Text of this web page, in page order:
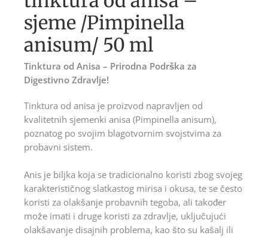
sjeme /Pimpinella
anisum/ 50 ml
Tinktura od Anisa – Prirodna Podrška za
Digestivno Zdravlje!
Tinktura od anisa je proizvod napravljen od
kvalitetnih sjemenki anisa (Pimpinella anisum),
poznatog po svojim blagotvornim svojstvima za
probavni sistem.
Anis je biljka koja se tradicionalno koristi zbog svojeg
karakterističnog slatkastog mirisa i okusa, te se često
koristi za olakšanje probavnih tegoba, ali također
može imati i druge koristi za zdravlje, uključujući
olakšavanje disajnih problema, kao što su kašalj ili